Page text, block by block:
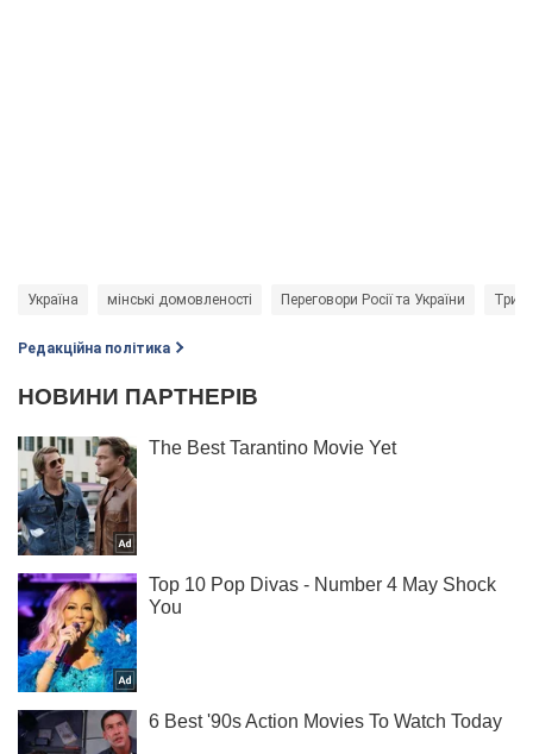
Україна мінські домовленості Переговори Росії та України
Редакційна політика